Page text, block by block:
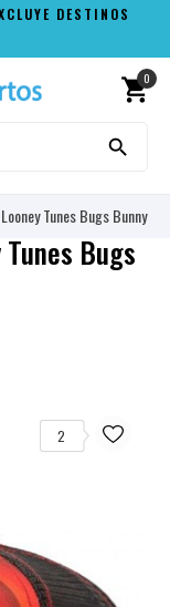
DESTINOS
shopping_cart
0

Tunes Bugs Bunny
Bugs
2